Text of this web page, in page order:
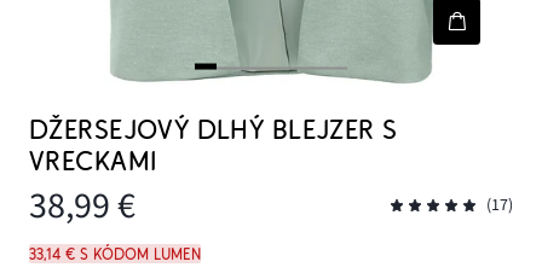
DŽERSEJOVÝ DLHÝ BLEJZER S
VRECKAMI
38,99 € (17)
33,14 € s kódom LUMEN